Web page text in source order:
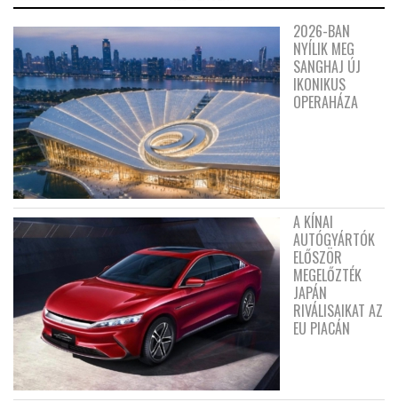
2026-BAN
NYÍLIK MEG
SANGHAJ ÚJ
IKONIKUS
OPERAHÁZA
A KÍNAI
AUTÓGYÁRTÓK
ELŐSZÖR
MEGELŐZTÉK
JAPÁN
RIVÁLISAIKAT AZ
EU PIACÁN